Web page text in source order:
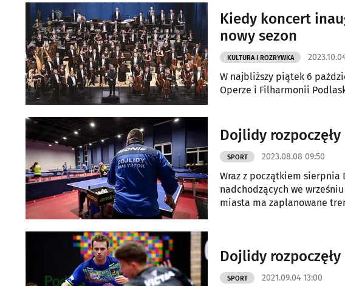
Kiedy koncert
nowy sezon
KULTURA I ROZRYWKA
W najbliższy piątek 6
Operze i Filharmonii
Dojlidy
SPORT 2023.08.08 09:50
Wraz z początkiem sierpnia
nadchodzących we
miasta ma zaplanowane
Dojlidy
SPORT 2021.09.04 13:00